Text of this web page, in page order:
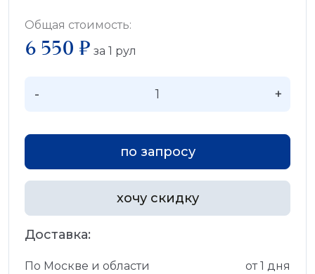
Общая стоимость:
6 550 ₽ за 1 рул
- +
по запросу
хочу скидку
Доставка:
По Москве и области
от 1 дня